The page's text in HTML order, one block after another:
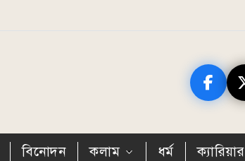
বিনোদন কলাম ধর্ম ক্যারিয়ার